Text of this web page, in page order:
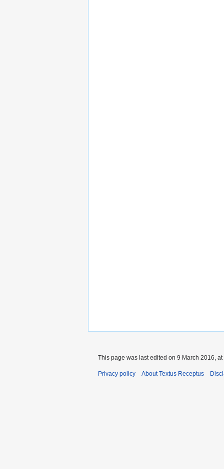
This page was last edited on 9 March 2016, at
Privacy policy About Textus Receptus